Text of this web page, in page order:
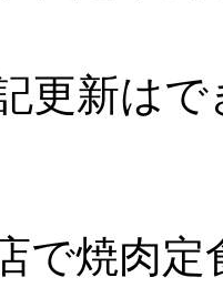
更新は
で焼肉定